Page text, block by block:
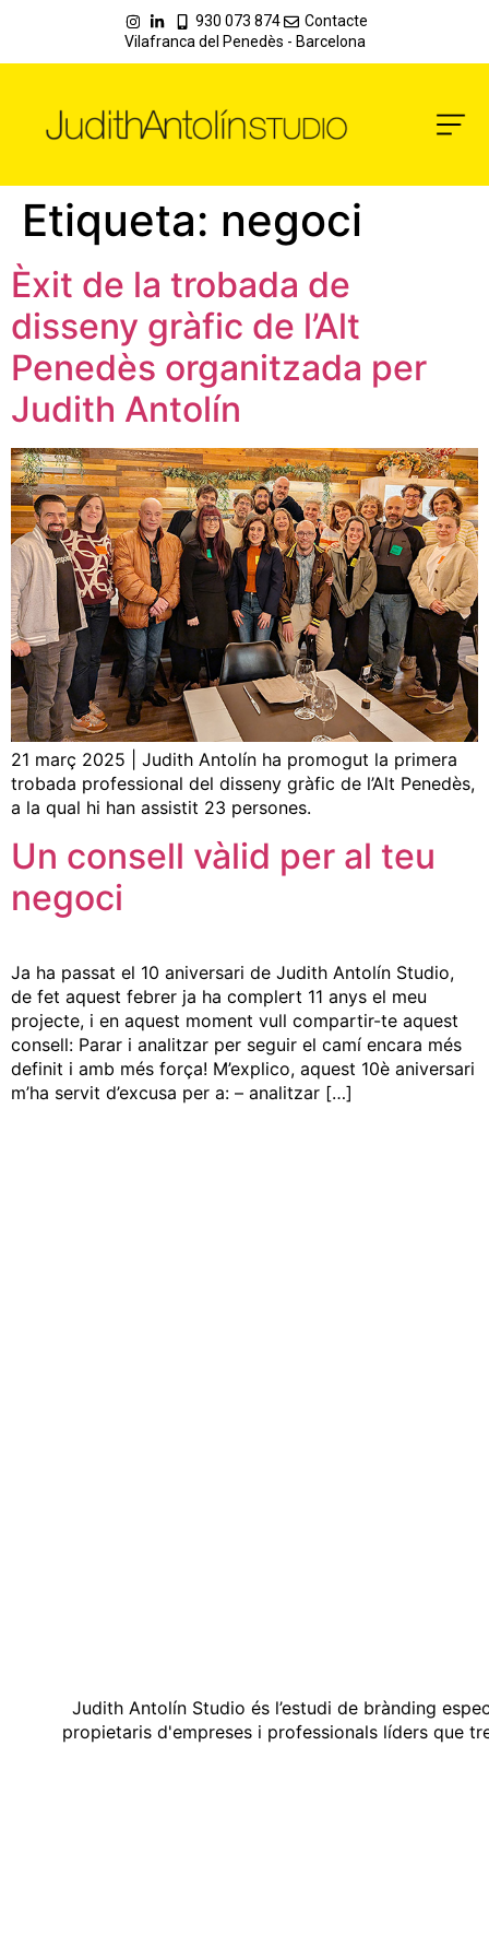
930 073 874
Contacte
Vilafranca del Penedès - Barcelona
Etiqueta: negoci
Èxit de la trobada de
disseny gràfic de l’Alt
Penedès organitzada per
Judith Antolín
21 març 2025 | Judith Antolín ha promogut la primera
trobada professional del disseny gràfic de l’Alt Penedès,
a la qual hi han assistit 23 persones.
Un consell vàlid per al teu
negoci
Ja ha passat el 10 aniversari de Judith Antolín Studio,
de fet aquest febrer ja ha complert 11 anys el meu
projecte, i en aquest moment vull compartir-te aquest
consell: Parar i analitzar per seguir el camí encara més
definit i amb més força! M’explico, aquest 10è aniversari
m’ha servit d’excusa per a: – analitzar […]
Judith Antolín Studio és l’estudi de brànding
propietaris d'empreses i professionals líders que